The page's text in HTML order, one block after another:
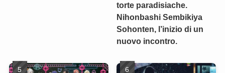
torte paradisiache.
Nihonbashi Sembikiya
Sohonten, l’inizio di un
nuovo incontro.